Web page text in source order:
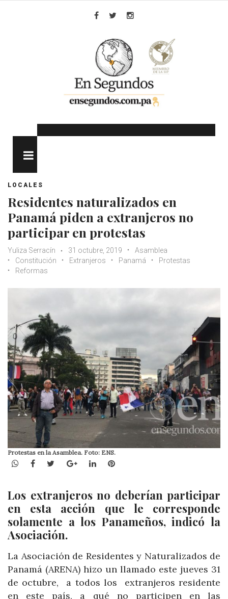
LOCALES
Residentes naturalizados en
Panamá piden a extranjeros no
participar en protestas
Yuliza Serracín 31 octubre, 2019
Asamblea
Constitución
Extranjeros Panamá
Protestas
Reformas
Protestas en la Asamblea. Foto: ENS.
WhatsApp
Facebook
TwitterGoogle+LinkedInPinterest
Los extranjeros no deberían participar
en esta acción que le corresponde
solamente a los Panameños, indicó la
Asociación.
La Asociación de Residentes y Naturalizados de
Panamá (ARENA) hizo un llamado este jueves 31
de octubre, a todos los extranjeros residente
en este país, a qué no participen en las